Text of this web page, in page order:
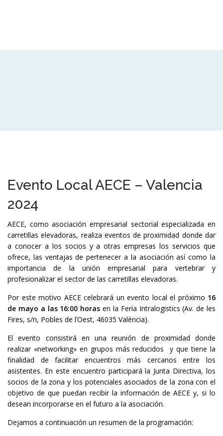
Evento Local AECE – Valencia
2024
AECE, como asociación empresarial sectorialespecializada en
carretillas elevadoras, realiza eventos de proximidad donde dar
a conocer a los socios y a otras empresas los servicios que
ofrece, las ventajas de pertenecer a la asociación así como la
importancia de la unión empresarial para vertebrar y
profesionalizar el sector de las carretillas elevadoras.
Por este motivo AECE celebrará un evento local el próximo 16
de mayo a las 16:00 horas en la Feria Intralogistics (Av. de les
Fires, s/n, Pobles de l’Oest, 46035 València).
El evento consistirá en una reunión de proximidad donde
realizar «networking» en grupos más reducidos y que tiene la
finalidad de facilitar encuentros más cercanos entre los
asistentes. En este encuentro participará la Junta Directiva, los
socios de la zona y los potenciales asociados de la zona con el
objetivo de que puedan recibir la información de AECE y, si lo
desean incorporarse en el futuro a la asociación.
Dejamos a continuación un resumen de la programación: